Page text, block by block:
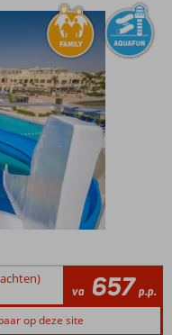
va 657 p.p.
op deze site